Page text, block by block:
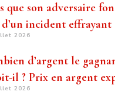
que son adversaire
incident effrayant
2026
d’argent le
il ? Prix ​​en argent
2026